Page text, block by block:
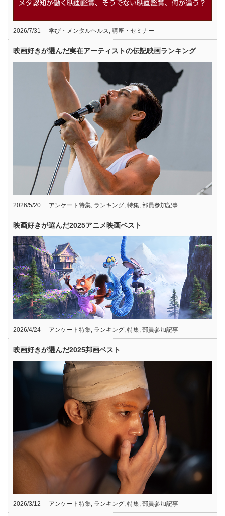
2026/7/31 学び・メンタルヘルス 講座・セミナー
映画好きが選んだ実在アーティストの伝記映画ランキング
2026/5/20 アンケート特集 ランキング 特集 部員参加記事
映画好きが選んだ2025アニメ映画ベスト
2026/4/24 アンケート特集, ランキング, 特集, 部員参加記事
映画好きが選んだ2025邦画ベスト
2026/3/12 アンケート特集, ランキング, 特集, 部員参加記事